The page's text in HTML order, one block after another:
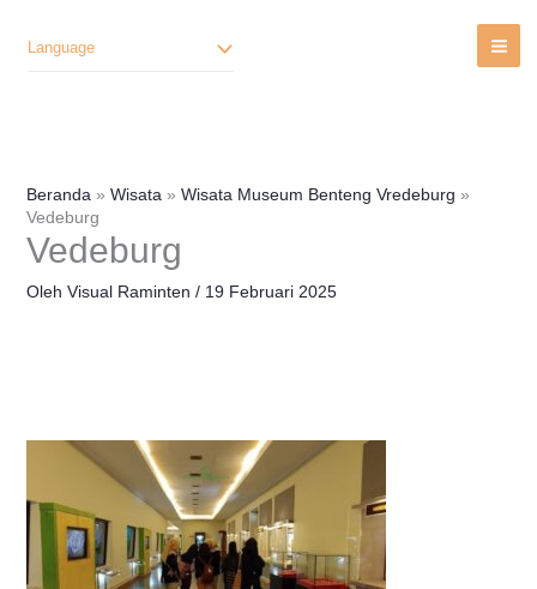
Language
Beranda Wisata
Wisata Museum Benteng Vredeburg
Vedeburg
Vedeburg
Oleh Visual Raminten / 19 Februari 2025